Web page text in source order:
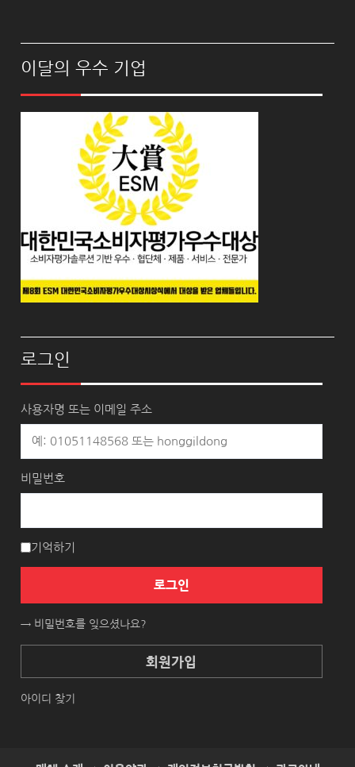
이달의 우수 기업
로그인
사용자명 또는 이메일 주소
비밀번호
기억하기
로그인
→ 비밀번호를 잊으셨나요?
회원가입
아이디 찾기